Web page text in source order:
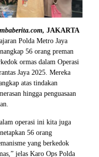
JAKARTA
Polda Metro Jaya
56 orang preman
ormas dalam Operasi
Jaya 2025. Mereka
atas tindakan
hingga penguasaan
operasi ini kita juga
56 orang
yang berkedok
jelas Karo Ops Polda